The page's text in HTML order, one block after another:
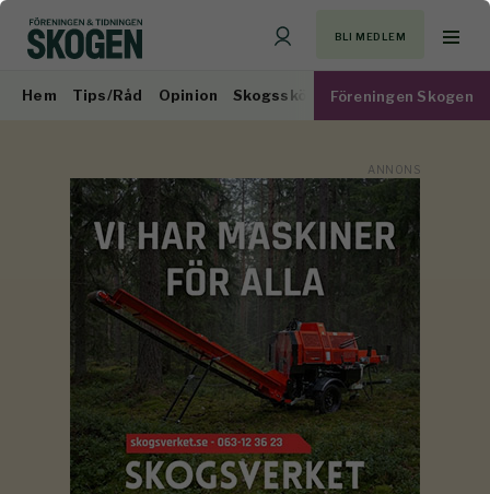
BLI MEDLEM
Hem Tips/Råd Opinion Skogsskötsel Virkesmarknad
Föreningen Skogen